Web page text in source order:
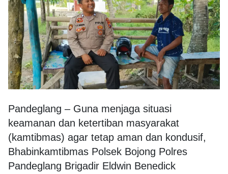
Pandeglang – Guna menjaga situasi
keamanan dan ketertiban masyarakat
(kamtibmas) agar tetap aman dan kondusif,
Bhabinkamtibmas Polsek Bojong Polres
Pandeglang Brigadir Eldwin Benedick